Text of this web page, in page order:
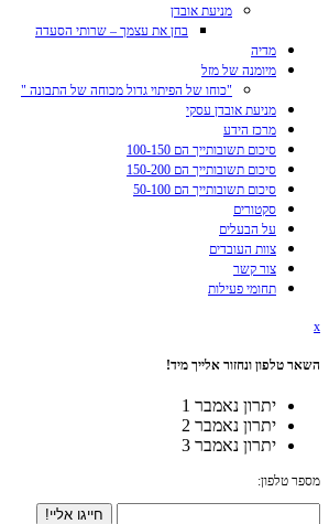
מניעת אובדן
בחן את עצמך – שרותי הסעדה
מדיה
מיומנה של מזל
"כוחו של הפיתוי גדול מכוחה של התבונה "
מניעת אובדן עסקי
מרכז הידע
סיכום תשובותייך הם 100-150
סיכום תשובותייך הם 150-200
סיכום תשובותייך הם 50-100
סקטורים
על הבעלים
צוות העובדים
צור קשר
תחומי פעילות
x
השאר טלפון ונחזור אלייך מיד!
יתרון נאמבר 1
יתרון נאמבר 2
יתרון נאמבר 3
מספר טלפון: